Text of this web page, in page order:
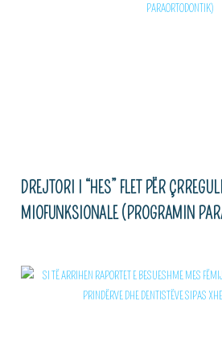
DREJTORI I “HES” FLET PËR
MIOFUNKSIONALE (PROGRAMIN